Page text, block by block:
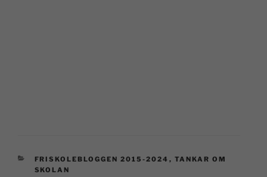
FRISKOLEBLOGGEN 2015-2024 , TANKAR OM
SKOLAN